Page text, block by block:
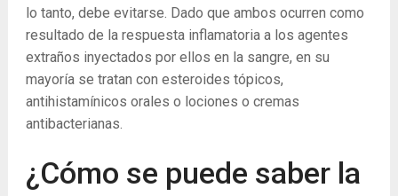
lo tanto, debe evitarse. Dado que ambos ocurren como
resultado de la respuesta inflamatoria a los agentes
extraños inyectados por ellos en la sangre, en su
mayoría se tratan con esteroides tópicos,
antihistamínicos orales o lociones o cremas
antibacterianas.
¿Cómo se puede saber la